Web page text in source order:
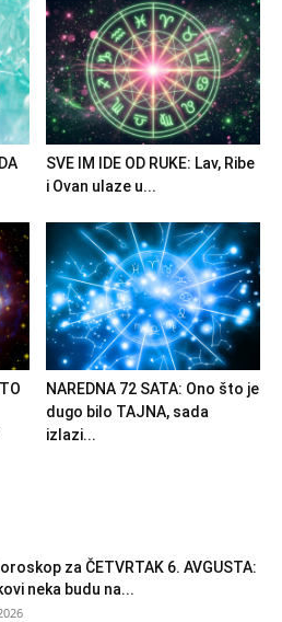
SVE IM IDE OD RUKE: Lav, Ribe
i Ovan ulaze u...
NAREDNA 72 SATA: Ono što je
dugo bilo TAJNA, sada
izlazi...
za ČETVRTAK 6. AVGUSTA:
neka budu na...